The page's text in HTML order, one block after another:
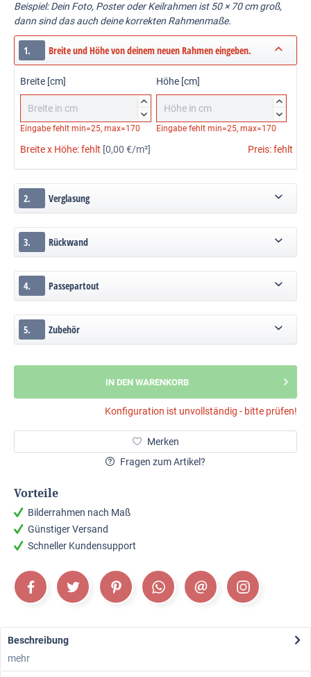
Beispiel: Dein Foto, Poster oder Keilrahmen ist 50 × 70 cm groß,
dann sind das auch deine korrekten Rahmenmaße.
1. Breite und Höhe von deinem neuen Rahmen eingeben.
Breite [cm]


Höhe [cm]


Eingabe fehlt min=25, max=170 Eingabe fehlt min=25, max=170
Breite x Höhe:fehlt [0,00 €/m²] Preis:fehlt
2. Verglasung
3. Rückwand
4. Passepartout
5. Zubehör
IN DEN WARENKORB
Konfiguration ist unvollständig - bitte prüfen!
Merken
Fragen zum Artikel?
Vorteile
Bilderrahmen nach Maß
Günstiger Versand
Schneller Kundensupport
Beschreibung
mehr